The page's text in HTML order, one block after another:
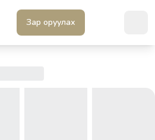
Зар оруулах